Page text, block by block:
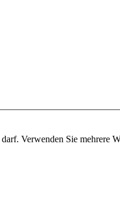
Verwenden Sie mehrere